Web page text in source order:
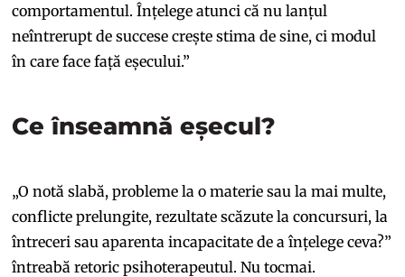
comportamentul. Înțelege atunci că nu lanțul
neîntrerupt de succese crește stima de sine, ci modul
în care face față eșecului.”
Ce înseamnă eșecul?
„O notă slabă, probleme la o materie sau la mai multe,
conflicte prelungite, rezultate scăzute la concursuri, la
întreceri sau aparenta incapacitate de a înțelege ceva?”
întreabă retoric psihoterapeutul. Nu tocmai.